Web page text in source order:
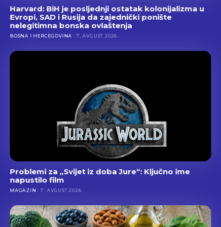
Harvard: BiH je posljednji ostatak kolonijalizma u
Evropi, SAD i Rusija da zajednički ponište
nelegitimna bonska ovlaštenja
BOSNA I HERCEGOVINA 7. AVGUST 2026.
Problemi za „Svijet iz doba Jure“: Ključno ime
napustilo film
MAGAZIN 7. AVGUST 2026.